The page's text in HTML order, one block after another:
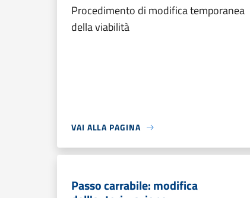
Procedimento di modifica temporanea
della viabilità
VAI ALLA PAGINA
Passo carrabile: modifica